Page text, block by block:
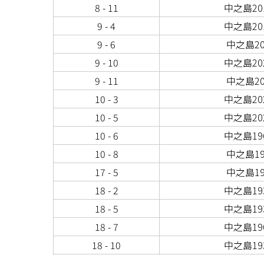
8 - 11
中之島
9 - 4
中之島
9 - 6
中之島
9 - 10
中之島
9 - 11
中之島
10 - 3
中之島
10 - 5
中之島
10 - 6
中之島
10 - 8
中之島
17 - 5
中之島
18 - 2
中之島
18 - 5
中之島
18 - 7
中之島
18 - 10
中之島